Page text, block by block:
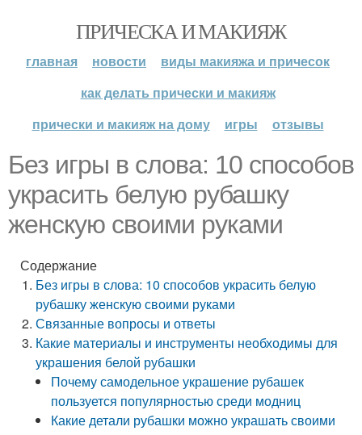
ПРИЧЕСКА И МАКИЯЖ
главная новости
виды макияжа и причесок
как делать прически и макияж
прически и макияж на дому
игры отзывы
Без игры в слова: 10 способов
украсить белую рубашку
женскую своими руками
Содержание
Без игры в слова: 10 способов украсить белую
рубашку женскую своими руками
Связанные вопросы и ответы
Какие материалы и инструменты необходимы для
украшения белой рубашки
Почему самодельное украшение рубашек
пользуется популярностью среди модниц
Какие детали рубашки можно украшать своими